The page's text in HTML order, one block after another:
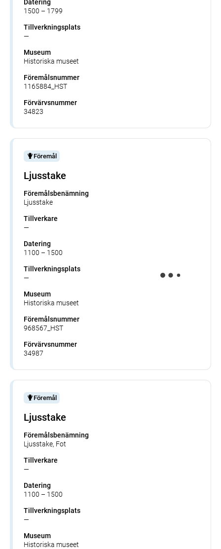
Datering
1500 – 1799
Tillverkningsplats
—
Museum
Historiska museet
Föremålsnummer
1165884_HST
Förvärvsnummer
34823
Föremål
Ljusstake
Föremålsbenämning
Ljusstake
Tillverkare
—
Datering
1100 – 1500
Tillverkningsplats
—
Museum
Historiska museet
Föremålsnummer
968567_HST
Förvärvsnummer
34987
Föremål
Ljusstake
Föremålsbenämning
Ljusstake, Fot
Tillverkare
—
Datering
1100 – 1500
Tillverkningsplats
—
Museum
Historiska museet